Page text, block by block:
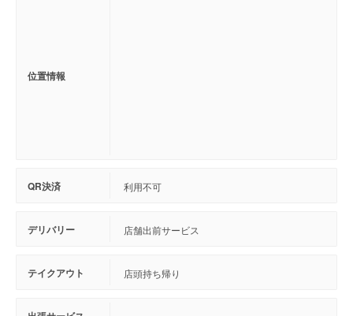
位置情報
QR決済 利用不可
デリバリー 店舗出前サービス
テイクアウト 店頭持ち帰り